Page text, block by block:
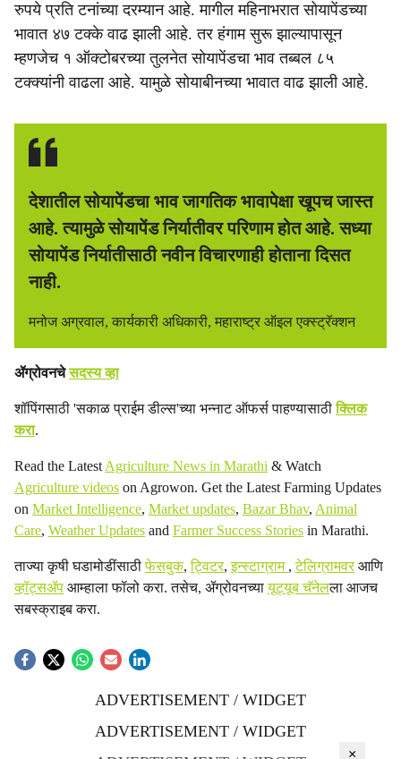
रुपये प्रति टनांच्या दरम्यान आहे. मागील महिनाभरात सोयापेंडच्या
भावात ४७ टक्के वाढ झाली आहे. तर हंगाम सुरू झाल्यापासून
म्हणजेच १ ऑक्टोबरच्या तुलनेत सोयापेंडचा भाव तब्बल ८५
टक्क्यांनी वाढला आहे. यामुळे सोयाबीनच्या भावात वाढ झाली आहे.
देशातील सोयापेंडचा भाव जागतिक भावापेक्षा खूपच जास्त
आहे. त्यामुळे सोयापेंड निर्यातीवर परिणाम होत आहे. सध्या
सोयापेंड निर्यातीसाठी नवीन विचारणाही होताना दिसत
नाही.
मनोज अग्रवाल, कार्यकारी अधिकारी, महाराष्ट्र ऑइल एक्स्ट्रॅक्शन
ॲग्रोवनचेसदस्य व्हा
शॉपिंगसाठी 'सकाळ प्राईम डील्स'च्या भन्नाट ऑफर्स पाहण्यासाठीक्लिक
करा.
Read the Latest Agriculture News in Marathi & Watch
Agriculture videos on Agrowon. Get the Latest Farming Updates
on Market Intelligence, Market updates, Bazar Bhav, Animal
Care, Weather Updates and Farmer Success Stories in Marathi.
ताज्या कृषी घडामोडींसाठीफेसबुक,ट्विटर,इन्स्टाग्राम ,टेलिग्रामवरआणि
व्हॉट्सॲप आम्हाला फॉलो करा. तसेच, ॲग्रोवनच्यायूट्यूब चॅनेलला आजच
सबस्क्राइब करा.
ADVERTISEMENT / WIDGET
ADVERTISEMENT / WIDGET
×